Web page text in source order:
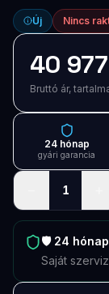
Új termékek ÚJ
Keresés
Új Nincs
40
Bruttó ár,
24 hónap
gyári garancia
1
🛡️ 24 hónap
Saját